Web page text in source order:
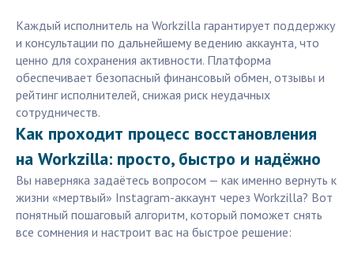
Каждый исполнитель на Workzilla гарантирует поддержку
и консультации по дальнейшему ведению аккаунта, что
ценно для сохранения активности. Платформа
обеспечивает безопасный финансовый обмен, отзывы и
рейтинг исполнителей, снижая риск неудачных
сотрудничеств.
Как проходит процесс восстановления
на Workzilla: просто, быстро и надёжно
Вы наверняка задаётесь вопросом — как именно вернуть к
жизни «мертвый» Instagram-аккаунт через Workzilla? Вот
понятный пошаговый алгоритм, который поможет снять
все сомнения и настроит вас на быстрое решение: